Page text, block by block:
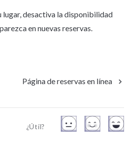
lugar, desactiva la disponibilidad
en nuevas reservas.
Página de reservas en línea
¿Útil?